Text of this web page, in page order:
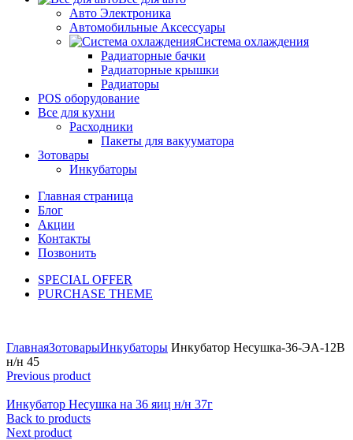
Авто Электроника
Автомобильные Аксессуары
Система охлаждения
Радиаторные бачки
Радиаторные крышки
Радиаторы
POS оборудование
Все для кухни
Расходники
Пакеты для вакууматора
Зотовары
Инкубаторы
Главная страница
Блог
Акции
Контакты
Позвонить
SPECIAL OFFER
PURCHASE THEME
ГлавнаяЗотоварыИнкубаторы Инкубатор Несушка-36-ЭА-12В
н/н 45
Previous product
Инкубатор Несушка на 36 яиц н/н 37г
Back to products
Next product